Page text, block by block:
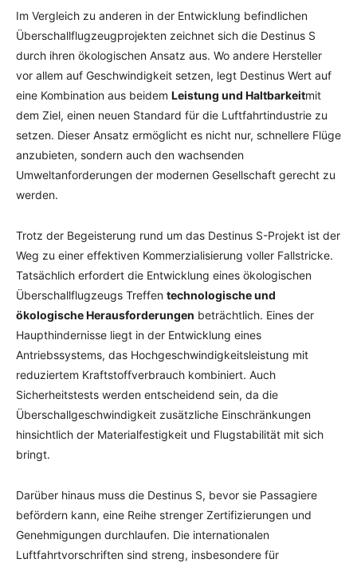
Im Vergleich zu anderen in der Entwicklung befindlichen
Überschallflugzeugprojekten zeichnet sich die Destinus S
durch ihren ökologischen Ansatz aus. Wo andere Hersteller
vor allem auf Geschwindigkeit setzen, legt Destinus Wert auf
eine Kombination aus beidem Leistung und Haltbarkeitmit
dem Ziel, einen neuen Standard für die Luftfahrtindustrie zu
setzen. Dieser Ansatz ermöglicht es nicht nur, schnellere Flüge
anzubieten, sondern auch den wachsenden
Umweltanforderungen der modernen Gesellschaft gerecht zu
werden.
Trotz der Begeisterung rund um das Destinus S-Projekt ist der
Weg zu einer effektiven Kommerzialisierung voller Fallstricke.
Tatsächlich erfordert die Entwicklung eines ökologischen
Überschallflugzeugs Treffen technologische und
ökologische Herausforderungen beträchtlich. Eines der
Haupthindernisse liegt in der Entwicklung eines
Antriebssystems, das Hochgeschwindigkeitsleistung mit
reduziertem Kraftstoffverbrauch kombiniert. Auch
Sicherheitstests werden entscheidend sein, da die
Überschallgeschwindigkeit zusätzliche Einschränkungen
hinsichtlich der Materialfestigkeit und Flugstabilität mit sich
bringt.
Darüber hinaus muss die Destinus S, bevor sie Passagiere
befördern kann, eine Reihe strenger Zertifizierungen und
Genehmigungen durchlaufen. Die internationalen
Luftfahrtvorschriften sind streng, insbesondere für